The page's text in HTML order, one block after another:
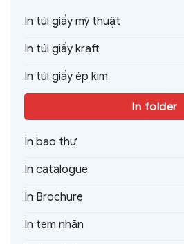
In túi giấy mỹ thuật
In túi giấy kraft
In túi giấy ép kim
In folder
In bao thư
In catalogue
In Brochure
In tem nhãn